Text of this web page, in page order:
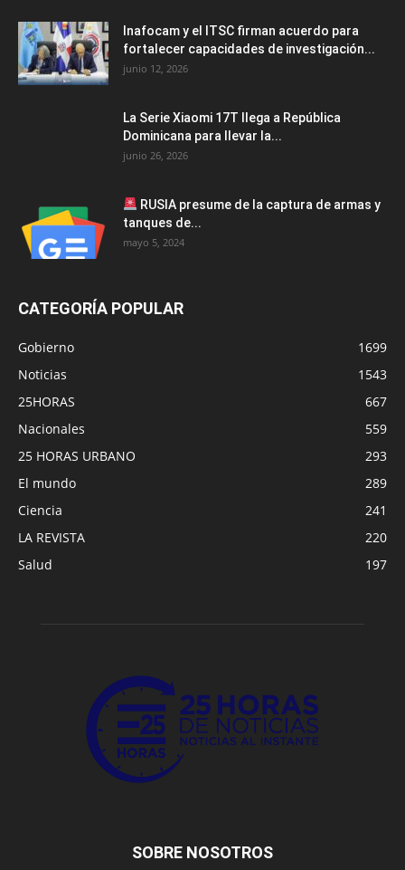
Inafocam y el ITSC firman acuerdo para
fortalecer capacidades de investigación...
junio 12, 2026
La Serie Xiaomi 17T llega a República
Dominicana para llevar la...
junio 26, 2026
RUSIA presume de la captura de armas y
tanques de...
mayo 5, 2024
CATEGORÍA POPULAR
Gobierno
1699
Noticias
1543
25HORAS
667
Nacionales
559
25 HORAS URBANO
293
El mundo
289
Ciencia
241
LA REVISTA
220
Salud
197
SOBRE NOSOTROS